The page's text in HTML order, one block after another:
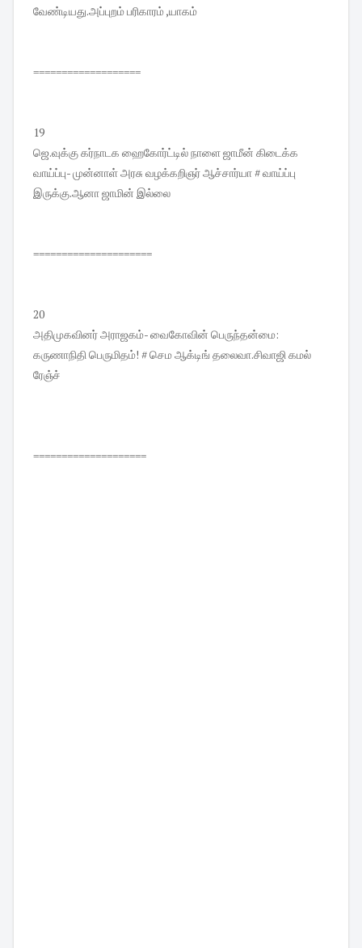
வேண்டியது.அப்புறம் பரிகாரம் ,யாகம்
===================
19
ஜெ.வுக்கு கர்நாடக ஹைகோர்ட்டில் நாளை ஜாமீன் கிடைக்க
வாய்ப்பு- முன்னாள் அரசு வழக்கறிஞர் ஆச்சார்யா # வாய்ப்பு
இருக்கு.ஆனா ஜாமின் இல்லை
=====================
20
அதிமுகவினர் அராஜகம்- வைகோவின் பெருந்தன்மை:
கருணாநிதி பெருமிதம்! # செம ஆக்டிங் தலைவா.சிவாஜி கமல்
ரேஞ்ச்
====================